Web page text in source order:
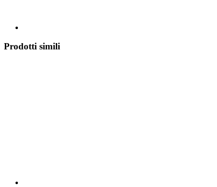
Prodotti simili